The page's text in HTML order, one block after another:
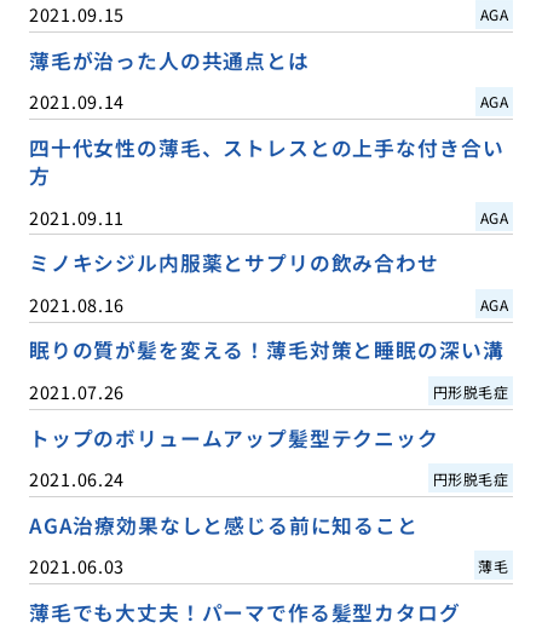
2021.09.15 AGA
薄毛が治った人の共通点とは
2021.09.14 AGA
四十代女性の薄毛、ストレスとの上手な付き合い
方
2021.09.11 AGA
ミノキシジル内服薬とサプリの飲み合わせ
2021.08.16 AGA
眠りの質が髪を変える！薄毛対策と睡眠の深い溝
2021.07.26 円形脱毛症
トップのボリュームアップ髪型テクニック
2021.06.24 円形脱毛症
AGA治療効果なしと感じる前に知ること
2021.06.03 薄毛
薄毛でも大丈夫！パーマで作る髪型カタログ